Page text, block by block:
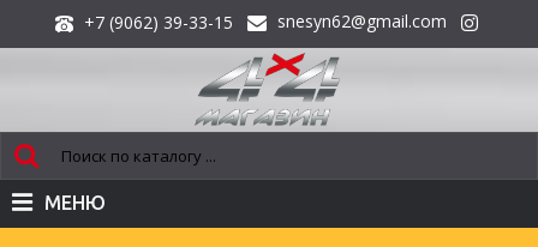
+7 (9062) 39-33-15 snesyn62@gmail.com
МЕНЮ